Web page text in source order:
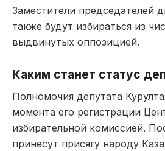
Заместители председателей
также будут избираться из
выдвинутых оппозицией.
Каким станет статус
Полномочия депутата
момента его регистрации
избирательной комиссией.
принесут присягу народу